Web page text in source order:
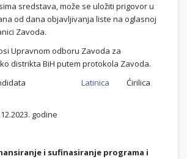
sredstava, može se uložiti prigovor u
od dana objavljivanja liste na oglasnoj
Zavoda.
Upravnom odboru Zavoda za
distrikta BiH putem protokola Zavoda.
Latinica Ćirilica
godine
i sufinasiranje programa i